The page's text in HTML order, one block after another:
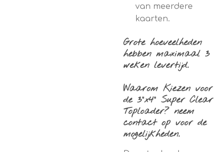
van meerdere
kaarten.
Grote hoeveelheden
hebben maximaal 3
weken levertijd.
Waarom Kiezen voor
de 3"x4" Super Clear
Toploader? neem
contact op voor de
mogelijkheden.